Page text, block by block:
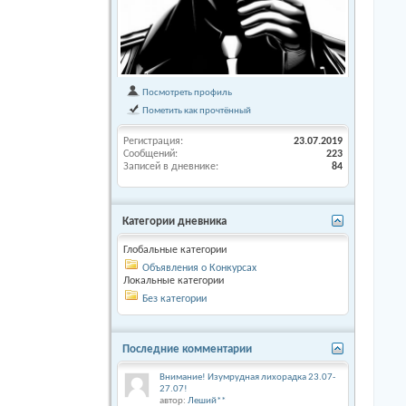
Посмотреть профиль
Пометить как прочтённый
Регистрация
23.07.2019
Сообщений
223
Записей в дневнике
84
Категории дневника
Глобальные категории
Объявления о Конкурсах
Локальные категории
Без категории
Последние комментарии
Внимание! Изумрудная лихорадка 23.07-
27.07!
автор: Леший**